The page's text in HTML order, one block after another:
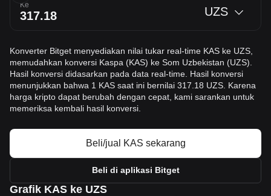
Ke UZS
Konverter Bitget menyediakan nilai tukar real-time KAS ke UZS,
memudahkan konversi Kaspa (KAS) ke Som Uzbekistan (UZS).
Hasil konversi didasarkan pada data real-time. Hasil konversi
menunjukkan bahwa 1 KAS saat ini bernilai 317.18 UZS. Karena
harga kripto dapat berubah dengan cepat, kami sarankan untuk
memeriksa kembali hasil konversi.
Beli/jual KAS sekarang
Beli di aplikasi Bitget
Grafik KAS ke UZS